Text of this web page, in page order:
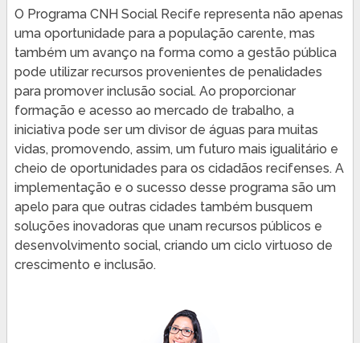
O Programa CNH Social Recife representa não apenas
uma oportunidade para a população carente, mas
também um avanço na forma como a gestão pública
pode utilizar recursos provenientes de penalidades
para promover inclusão social. Ao proporcionar
formação e acesso ao mercado de trabalho, a
iniciativa pode ser um divisor de águas para muitas
vidas, promovendo, assim, um futuro mais igualitário e
cheio de oportunidades para os cidadãos recifenses. A
implementação e o sucesso desse programa são um
apelo para que outras cidades também busquem
soluções inovadoras que unam recursos públicos e
desenvolvimento social, criando um ciclo virtuoso de
crescimento e inclusão.